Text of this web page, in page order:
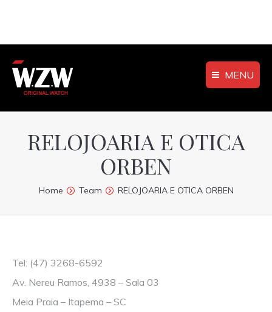
MENU
RELOJOARIA E OTICA
ORBEN
You are here:
Home Team RELOJOARIA E OTICA ORBEN
Tel: (47) 3268-6592
Av. Nereu Ramos, 4938 – Sala 03
Meia Praia – Itapema – SC